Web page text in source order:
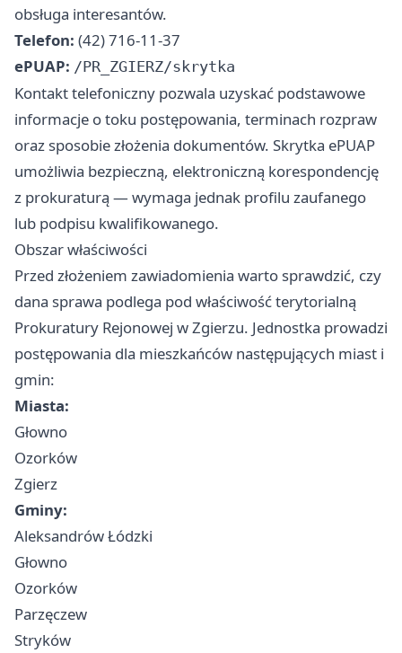
obsługa interesantów.
Telefon: (42) 716-11-37
ePUAP: /PR_ZGIERZ/skrytka
Kontakt telefoniczny pozwala uzyskać podstawowe
informacje o toku postępowania, terminach rozpraw
oraz sposobie złożenia dokumentów. Skrytka ePUAP
umożliwia bezpieczną, elektroniczną korespondencję
z prokuraturą — wymaga jednak profilu zaufanego
lub podpisu kwalifikowanego.
Obszar właściwości
Przed złożeniem zawiadomienia warto sprawdzić, czy
dana sprawa podlega pod właściwość terytorialną
Prokuratury Rejonowej w Zgierzu. Jednostka prowadzi
postępowania dla mieszkańców następujących miast i
gmin:
Miasta:
Głowno
Ozorków
Zgierz
Gminy:
Aleksandrów Łódzki
Głowno
Ozorków
Parzęczew
Stryków